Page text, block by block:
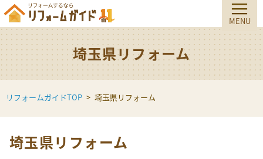
埼玉県リフォーム
リフォームガイドTOP 埼玉県リフォーム
埼玉県リフォーム